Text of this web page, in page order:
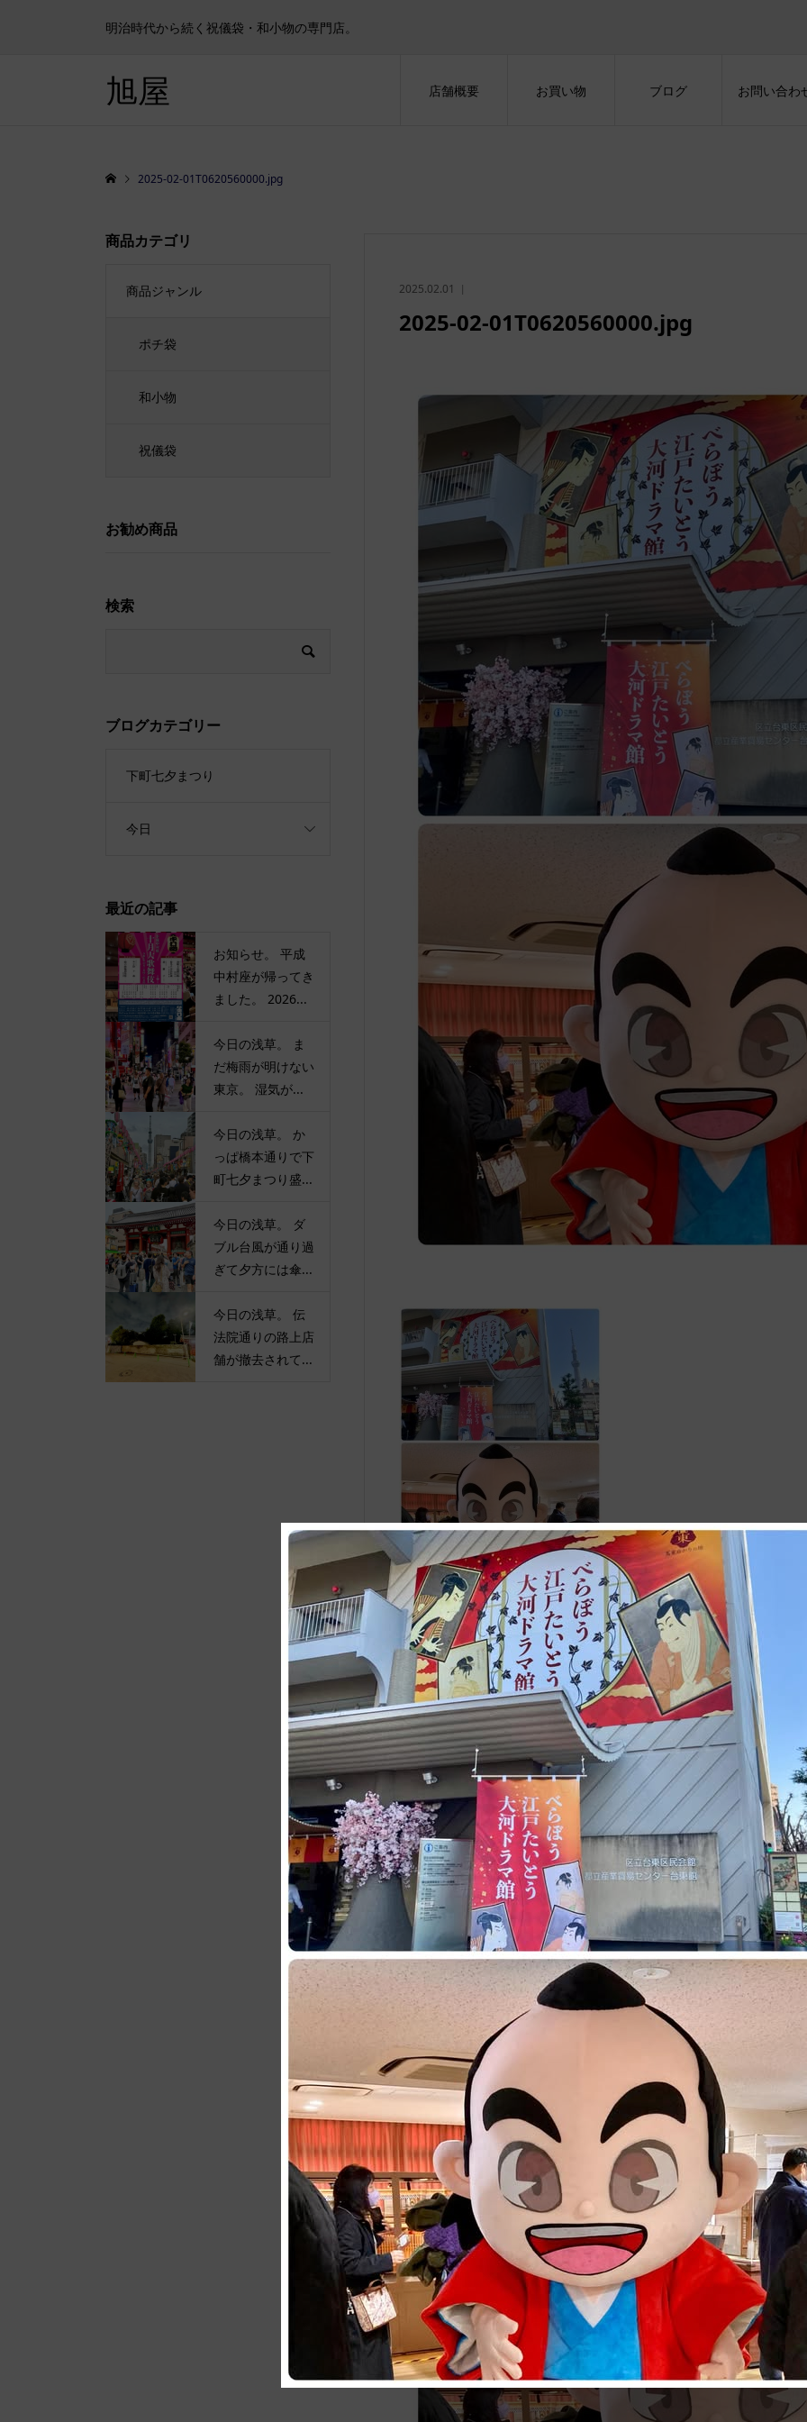
明治時代から続く祝儀袋・和小物の専門店。
旭屋 店舗概要 お買い物 ブログ お問い合わ
2025-02-01T0620560000.jpg
2025.02.01
2025-02-01T0620560000.jpg
Tweet Share Pin it RSS
商品カテゴリ
商品ジャンル
ポチ袋
和小物
祝儀袋
お勧め商品
検索
ブログカテゴリー
下町七夕まつり
今日
最近の記事
お知らせ。 平成
中村座が帰ってき
ました。 2026...
今日の浅草。 ま
だ梅雨が明けない
東京。 湿気が...
今日の浅草。 か
っぱ橋本通りで下
町七夕まつり盛...
今日の浅草。 ダ
ブル台風が通り過
ぎて夕方には傘...
今日の浅草。 伝
法院通りの路上店
舗が撤去されて...